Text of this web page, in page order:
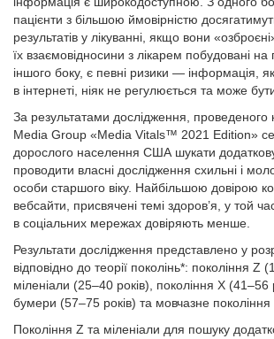
пацієнти з більшою ймовірністю
результатів у лікуванні, якщо вони
їх взаємовідносини з лікарем побудовані на
іншого боку, є певні ризики — інформація,
в інтернеті, ніяк не регулюється та може
За результатами дослідження, проведеного
Media Group «Media Vitals™ 2021 Edition»
дорослого населення США шукати
проводити власні дослідження схильні і
особи старшого віку. Найбільшою довірою
вебсайти, присвячені темі здоров’я, у той
в соціальних мережах довіряють менше.
Результати дослідження представлено у
відповідно до теорії поколінь*: покоління Z
міленіали (25–40 років), покоління X (41–56
бумери (57–75 років) та мовчазне покоління
Покоління Z та міленіали для пошуку